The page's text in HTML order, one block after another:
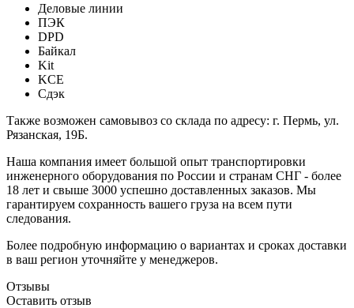
Деловые линии
ПЭК
DPD
Байкал
Kit
KCE
Сдэк
Также возможен самовывоз со склада по адресу: г. Пермь, ул.
Рязанская, 19Б.
Наша компания имеет большой опыт транспортировки
инженерного оборудования по России и странам СНГ - более
18 лет и свыше 3000 успешно доставленных заказов. Мы
гарантируем сохранность вашего груза на всем пути
следования.
Более подробную информацию о вариантах и сроках доставки
в ваш регион уточняйте у менеджеров.
Отзывы
Оставить отзыв